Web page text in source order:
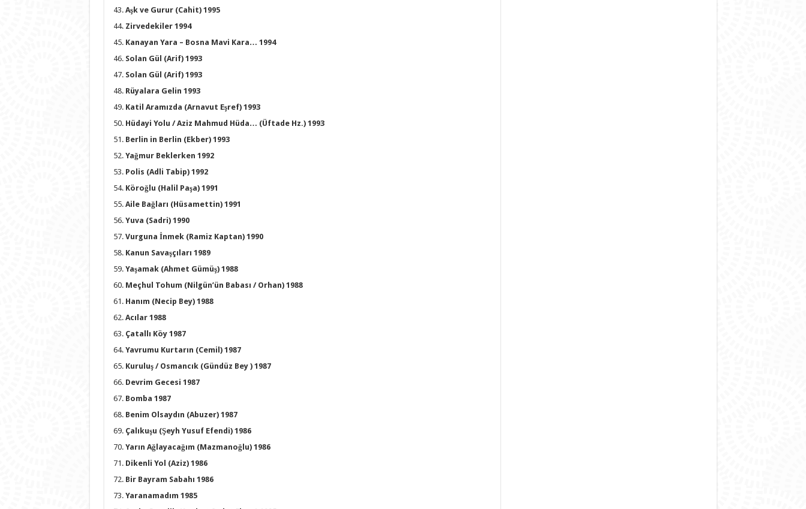
Aşk ve Gurur (Cahit) 1995
Zirvedekiler 1994
Kanayan Yara – Bosna Mavi Kara… 1994
Solan Gül (Arif) 1993
Solan Gül (Arif) 1993
Rüyalara Gelin 1993
Katil Aramızda (Arnavut Eşref) 1993
Hüdayi Yolu / Aziz Mahmud Hüda… (Üftade Hz.) 1993
Berlin in Berlin (Ekber) 1993
Yağmur Beklerken 1992
Polis (Adli Tabip) 1992
Köroğlu (Halil Paşa) 1991
Aile Bağları (Hüsamettin) 1991
Yuva (Sadri) 1990
Vurguna İnmek (Ramiz Kaptan) 1990
Kanun Savaşçıları 1989
Yaşamak (Ahmet Gümüş) 1988
Meçhul Tohum (Nilgün’ün Babası / Orhan) 1988
Hanım (Necip Bey) 1988
Acılar 1988
Çatallı Köy 1987
Yavrumu Kurtarın (Cemil) 1987
Kuruluş / Osmancık (Gündüz Bey ) 1987
Devrim Gecesi 1987
Bomba 1987
Benim Olsaydın (Abuzer) 1987
Çalıkuşu (Şeyh Yusuf Efendi) 1986
Yarın Ağlayacağım (Mazmanoğlu) 1986
Dikenli Yol (Aziz) 1986
Bir Bayram Sabahı 1986
Yaranamadım 1985